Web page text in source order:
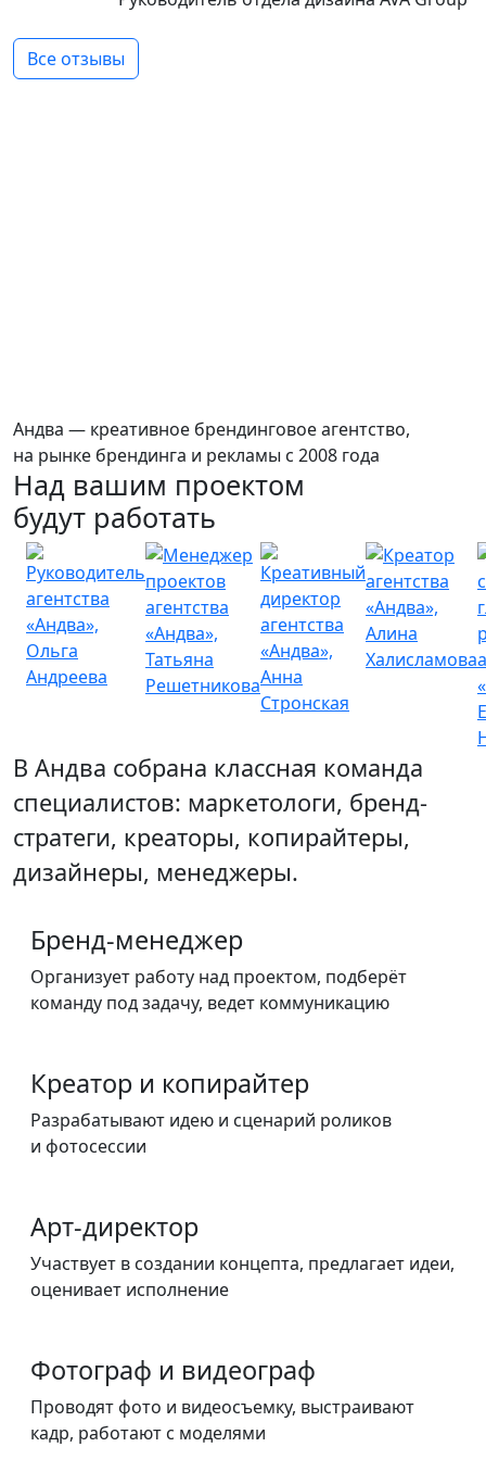
Все отзывы
Андва — креативное брендинговое агентство,
на рынке брендинга и рекламы с 2008 года
Над вашим проектом
будут работать
В Андва собрана классная команда
специалистов: маркетологи, бренд-
стратеги, креаторы, копирайтеры,
дизайнеры, менеджеры.
Бренд-менеджер
Организует работу над проектом, подберёт
команду под задачу, ведет коммуникацию
Креатор и копирайтер
Разрабатывают идею и сценарий роликов
и фотосессии
Арт-директор
Участвует в создании концепта, предлагает идеи,
оценивает исполнение
Фотограф и видеограф
Проводят фото и видеосъемку, выстраивают
кадр, работают с моделями